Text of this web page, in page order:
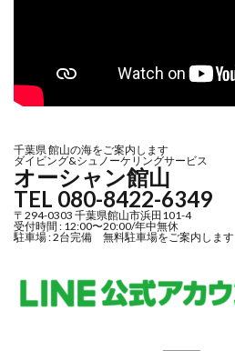
千葉県 館山の海をご案内します
ダイビング&シュノーケリングサービス
オーシャン館山
TEL 080-8422-6349
〒294-0303 千葉県館山市浜田101-4
受付時間 : 12:00〜20:00/年中無休
駐車場 : 2台完備 無料駐車場をご案内します